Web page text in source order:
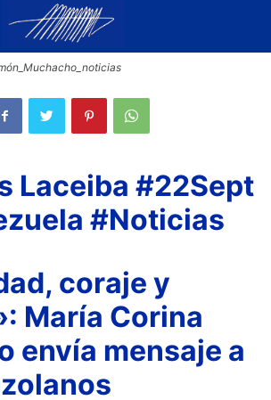
Laceiba #22Sept
#Noticias
coraje y
María Corina
envía mensaje a